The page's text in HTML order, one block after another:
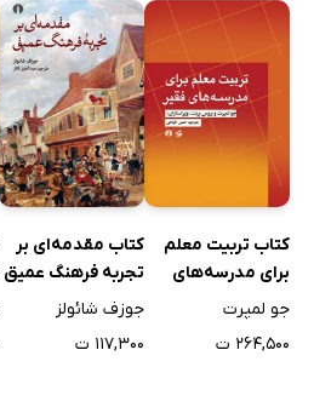
III میشل دومونتنی
4 - فیلسوف
IV جاودان‌ها یک‌روزه
VI معماری
کتاب تربیت معلم
برای مدرسه‌های
فقیر
جو لمپرت
۲۶۴,۵۰۰ ت
کتاب مقدمه‌ای بر
تجربه فرهنگ عمیق
جوزف شائولز
۱۱۷,۳۰۰ ت